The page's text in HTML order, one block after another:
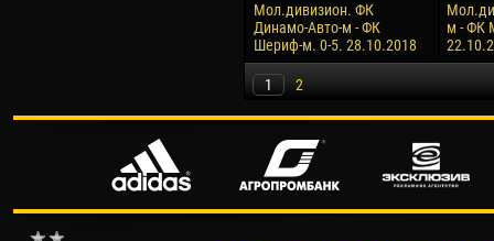
Мол.дивизион. ФК
Динамо-Авто-м - ФК
Шериф-м. 0-5. 28.10.2018
м - ФК
1 2